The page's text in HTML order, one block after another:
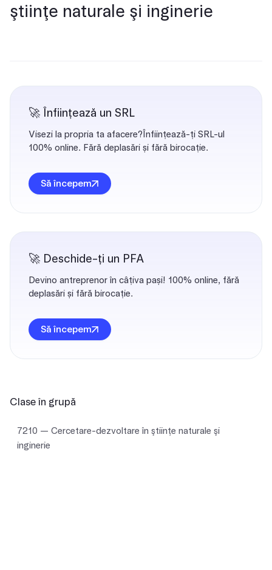
Clase în grupă
7210 — Cercetare-dezvoltare în ştiinţe naturale şi
inginerie
ştiinţe naturale şi inginerie
🚀 Înființează un SRL
Visezi la propria ta afacere?Înființează-ți SRL-ul
100% online. Fără deplasări și fără birocație.
Să începem
🚀 Deschide-ți un PFA
Devino antreprenor în câțiva pași! 100% online, fără
deplasări și fără birocație.
Să începem